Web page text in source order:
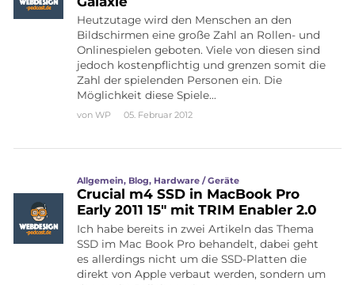
Heutzutage wird den Menschen an den
Bildschirmen eine große Zahl an Rollen- und
Onlinespielen geboten. Viele von diesen sind
jedoch kostenpflichtig und grenzen somit die
Zahl der spielenden Personen ein. Die
Möglichkeit diese Spiele…
vonWP 05. Februar 2012
Allgemein, Blog, Hardware / Geräte
Crucial m4 SSD in MacBook Pro
Early 2011 15″ mit TRIM Enabler 2.0
Ich habe bereits in zwei Artikeln das Thema
SSD im Mac Book Pro behandelt, dabei geht
es allerdings nicht um die SSD-Platten die
direkt von Apple verbaut werden, sondern um